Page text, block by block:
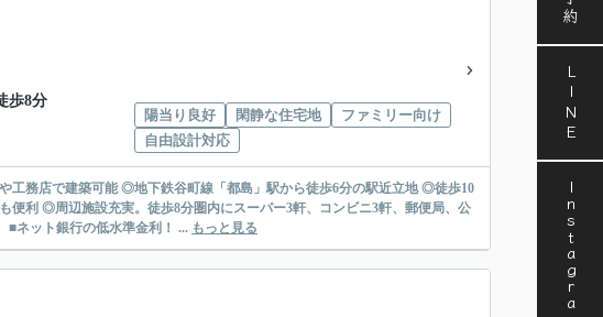
LINE
Instagram
歩8分
陽当り良好
閑静な住宅地
ファミリー向け
自由設計対応
務店で建築可能 ◎地下鉄谷町線「都島」駅から徒歩6分の駅近立地 ◎徒歩10
便利 ◎周辺施設充実。徒歩8分圏内にスーパー3軒、コンビニ3軒、郵便局、公
■ネット銀行の低水準金利！ ... もっと見る